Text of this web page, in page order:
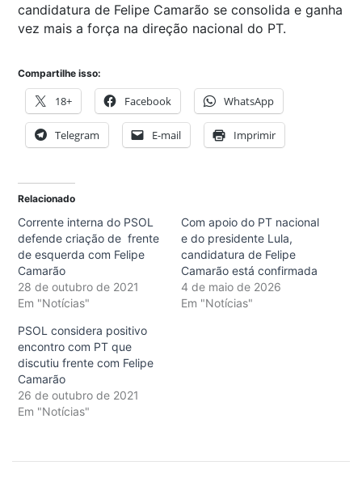
candidatura de Felipe Camarão se consolida e ganha
vez mais a força na direção nacional do PT.
Compartilhe isso:
18+ Facebook WhatsApp
Telegram E-mail Imprimir
Relacionado
Corrente interna do PSOL
defende criação de frente
de esquerda com Felipe
Camarão
28 de outubro de 2021
Em "Notícias"
Com apoio do PT nacional
e do presidente Lula,
candidatura de Felipe
Camarão está confirmada
4 de maio de 2026
Em "Notícias"
PSOL considera positivo
encontro com PT que
discutiu frente com Felipe
Camarão
26 de outubro de 2021
Em "Notícias"